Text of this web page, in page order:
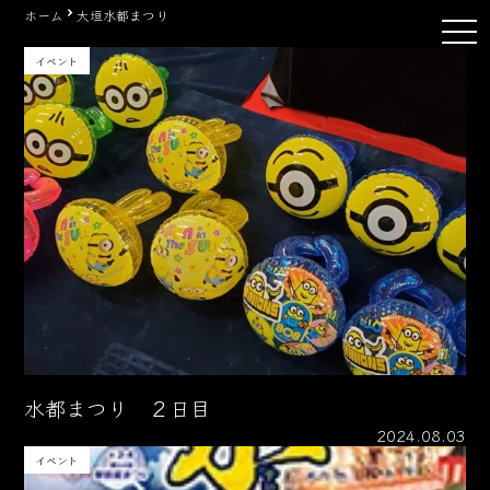
Skip
content
ホーム 大垣水都まつり
イベント
水都まつり ２日目
2024.08.03
イベント